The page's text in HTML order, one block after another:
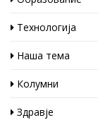
Технологија
Наша тема
Колумни
Здравје